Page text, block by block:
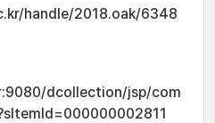
handle/2018.oak/6348
dcollection/jsp/com